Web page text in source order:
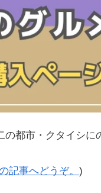
の都市・クタイシ
記事へどうぞ。 )